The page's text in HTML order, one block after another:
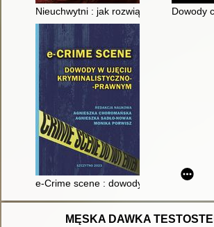
Nieuchwytni : jak rozwiązywałemDowody
e-Crime scene : dowody w ujęciu
MĘSKA DAWKA